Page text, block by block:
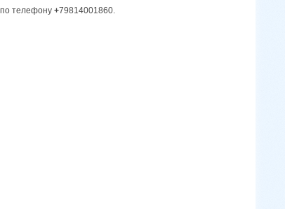
телефону +79814001860.